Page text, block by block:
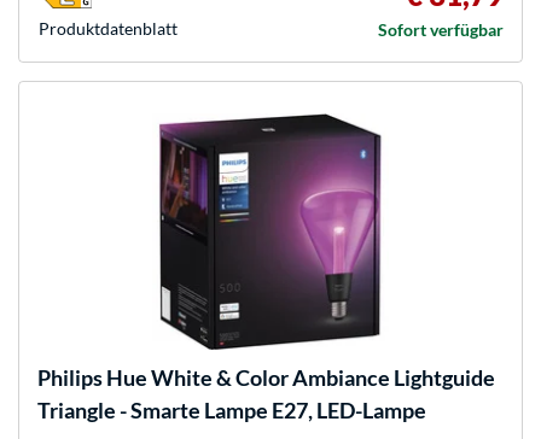
Sofort verfügbar
Produkt­datenblatt
Philips HueWhite & Color Ambiance Lightguide
Triangle - Smarte Lampe E27, LED-Lampe